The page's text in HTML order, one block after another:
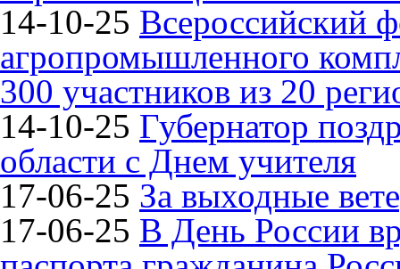
14-10-25 Всероссийский
агропромышленного
300 участников из 20
14-10-25 Губернатор
области с Днем учителя
17-06-25 За выходные
17-06-25 В День России